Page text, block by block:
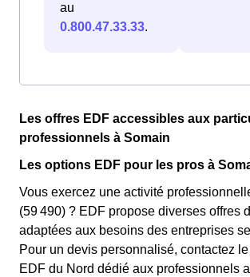
au
0.800.47.33.33.
Les offres EDF accessibles aux
professionnels à Somain
Les options EDF pour les pros à
Vous exercez une activité
(59 490) ? EDF propose diverses offres
adaptées aux besoins des entreprises
Pour un devis personnalisé, contactez
EDF du Nord dédié aux professionnels